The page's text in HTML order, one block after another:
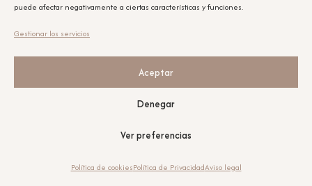
puede afectar negativamente a ciertas características y funciones.
Gestionar los servicios
Aceptar
Denegar
Ver preferencias
Política de cookiesPolítica de PrivacidadAviso legal
Obtener el cupón
Leyenda Legal
Nuestras redes sociales